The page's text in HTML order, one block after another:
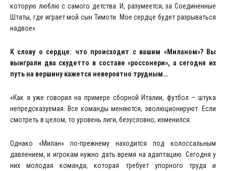
которую люблю с самого детства. И, разумеется, за Соединенные
Штаты, где играет мой сын Тимоти. Мое сердце будет разрываться
надвое».
К слову о сердце: что происходит с вашим «Миланом»? Вы
выиграли два скудетто в составе «россонери», а сегодня их
путь на вершину кажется невероятно трудным…
«Как я уже говорил на примере сборной Италии, футбол – штука
непредсказуемая. Все команды меняются, эволюционируют. Если
смотреть в целом, то уровень лиги, безусловно, изменился.
Однако «Милан» по-прежнему находится под колоссальным
давлением, и игрокам нужно дать время на адаптацию. Сегодня у
них молодая команда, которая требует упорного труда и